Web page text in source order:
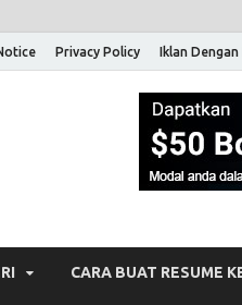
Privacy Policy Iklan Dengan
Jobs Malaysia
Tentang Kerja Kosong Full-Time
CARA BUAT RESUME